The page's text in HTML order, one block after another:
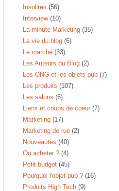
Insolites (56)
Interview (10)
La minute Marketing (35)
La vie du blog (6)
Le marché (33)
Les Auteurs du Blog (2)
Les ONG et les objets pub (7)
Les produits (107)
Les salons (6)
Liens et coups de coeur (7)
Marketing (17)
Marketing de rue (2)
Nouveautes (40)
Ou acheter ? (4)
Petit budget (45)
Pourquoi l'objet pub ? (16)
Produits High Tech (9)